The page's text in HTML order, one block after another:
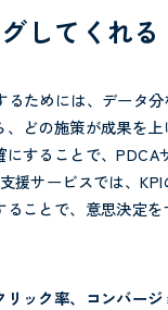
してくれる
るためには、データ
、どの施策が成果を上
することで、PDCA
援サービスでは、KPI
ことで、意思決定を
ック率、コンバージ